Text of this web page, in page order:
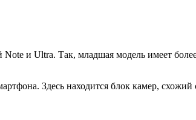
и Ultra. Так, младшая модель имеет
Здесь находится блок камер,